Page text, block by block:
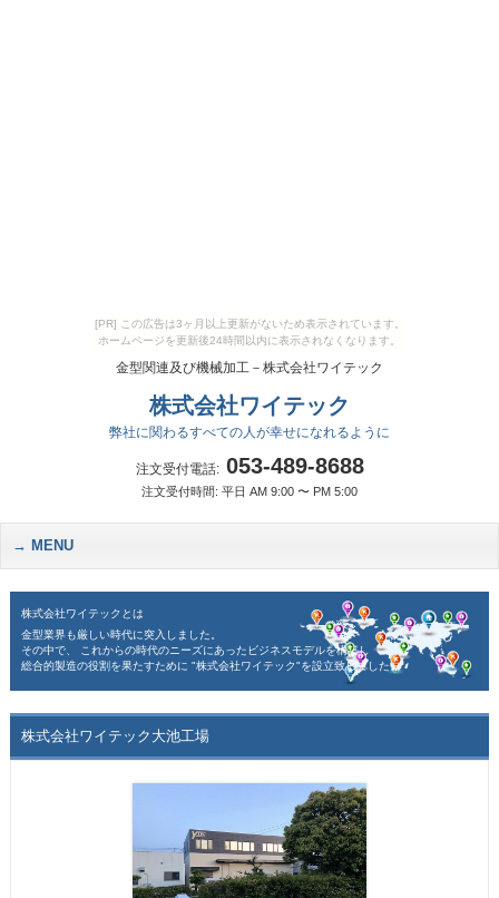
[PR] この広告は3ヶ月以上更新がないため表示されています。
ホームページを更新後24時間以内に表示されなくなります。
金型関連及び機械加工－株式会社ワイテック
株式会社ワイテック
弊社に関わるすべての人が幸せになれるように
注文受付電話:053-489-8688
注文受付時間: 平日 AM 9:00 〜 PM 5:00
MENU
株式会社ワイテックとは
金型業界も厳しい時代に突入しました。
その中で、 これからの時代のニーズにあったビジネスモデルを構築し
総合的製造の役割を果たすために "株式会社ワイテック"を設立致しました。
株式会社ワイテック大池工場